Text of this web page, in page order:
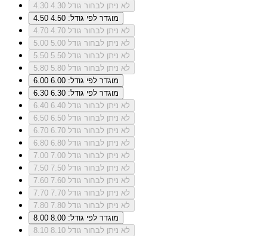
4.30
לא ניתן לבחור גודל 4.30
4.50
מוגדר לפי גודל: 4.50
4.70
לא ניתן לבחור גודל 4.70
5.00
לא ניתן לבחור גודל 5.00
5.50
לא ניתן לבחור גודל 5.50
5.80
לא ניתן לבחור גודל 5.80
6.00
מוגדר לפי גודל: 6.00
6.30
מוגדר לפי גודל: 6.30
6.40
לא ניתן לבחור גודל 6.40
6.50
לא ניתן לבחור גודל 6.50
6.70
לא ניתן לבחור גודל 6.70
6.80
לא ניתן לבחור גודל 6.80
7.00
לא ניתן לבחור גודל 7.00
7.50
לא ניתן לבחור גודל 7.50
7.60
לא ניתן לבחור גודל 7.60
7.70
לא ניתן לבחור גודל 7.70
7.80
לא ניתן לבחור גודל 7.80
8.00
מוגדר לפי גודל: 8.00
8.10
לא ניתן לבחור גודל 8.10